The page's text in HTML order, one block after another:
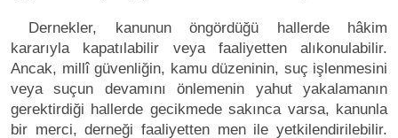
Dernekler, kanunun öngördüğü hallerde hâkim
kararıyla kapatılabilir veya faaliyetten alıkonulabilir.
Ancak, millî güvenliğin, kamu düzeninin, suç işlenmesini
veya suçun devamını önlemenin yahut yakalamanın
gerektirdiği hallerde gecikmede sakınca varsa, kanunla
bir merci, derneği faaliyetten men ile yetkilendirilebilir.